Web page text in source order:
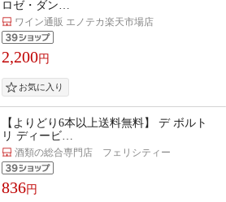
ロゼ・ダン…
ワイン通販 エノテカ楽天市場店
2,200円
【よりどり6本以上送料無料】 デ ボルト
リ ディービ…
酒類の総合専門店 フェリシティー
836円